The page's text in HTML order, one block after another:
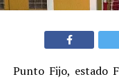
Punto Fijo, estado